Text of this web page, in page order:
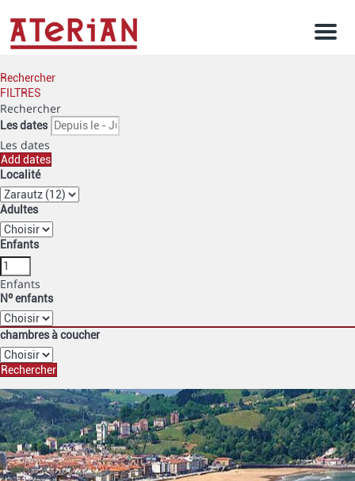
Menu
Rechercher
FILTRES
Rechercher
Les dates
Les dates
Add dates
Localité
Adultes
Enfants
Enfants
Nº enfants
chambres à coucher
Rechercher